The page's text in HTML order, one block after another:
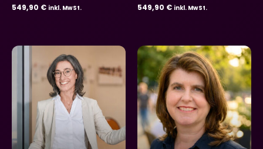
549,90 € inkl. MwSt. 549,90 € inkl. MwSt.